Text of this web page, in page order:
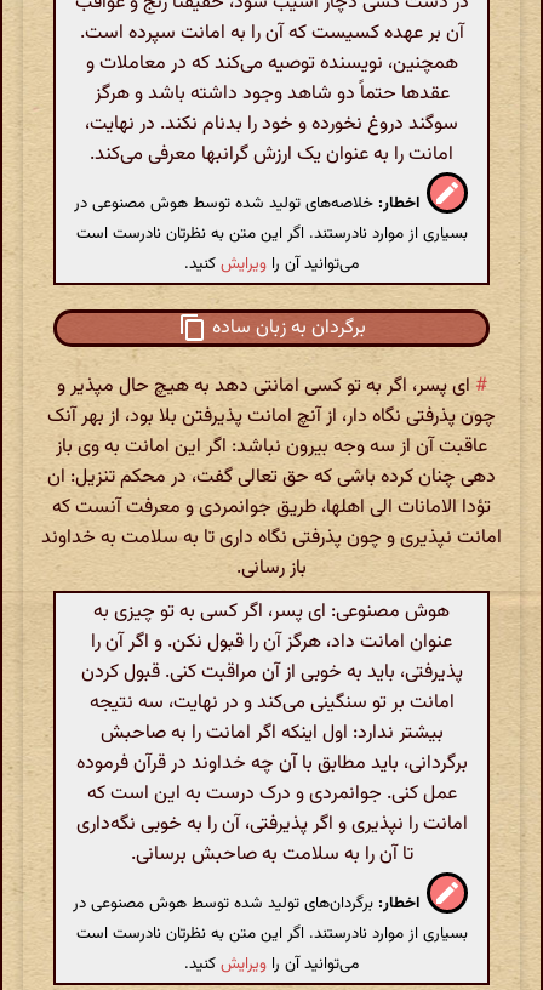
آن بر عهده کسیست که آن را به امانت سپرده است.
همچنین، نویسنده توصیه می‌کند که در معاملات و
عقدها حتماً دو شاهد وجود داشته باشد و هرگز
سوگند دروغ نخورده و خود را بدنام نکند. در نهایت،
امانت را به عنوان یک ارزش گرانبها معرفی می‌کند.
اخطار: خلاصه‌های تولید شده توسط هوش مصنوعی در
بسیاری از موارد نادرستند. اگر این متن به نظرتان نادرست است
می‌توانید آن را ویرایشکنید.
برگردان به زبان ساده
# ای پسر، اگر به تو کسی امانتی دهد به هیچ حال مپذیر و
چون پذرفتی نگاه دار، از آنچ امانت پذیرفتن بلا بود، از بهر آنک
عاقبت آن از سه وجه بیرون نباشد: اگر این امانت به وی باز
دهی چنان کرده باشی که حق تعالی گفت، در محکم تنزیل: ان
تؤدا الامانات الی اهلها، طریق جوانمردی و معرفت آنست که
امانت نپذیری و چون پذرفتی نگاه داری تا به سلامت به خداوند
باز رسانی.
هوش مصنوعی: ای پسر، اگر کسی به تو چیزی به
عنوان امانت داد، هرگز آن را قبول نکن. و اگر آن را
پذیرفتی، باید به خوبی از آن مراقبت کنی. قبول کردن
امانت بر تو سنگینی می‌کند و در نهایت، سه نتیجه
بیشتر ندارد: اول اینکه اگر امانت را به صاحبش
برگردانی، باید مطابق با آن چه خداوند در قرآن فرموده
عمل کنی. جوانمردی و درک درست به این است که
امانت را نپذیری و اگر پذیرفتی، آن را به خوبی نگه‌داری
تا آن را به سلامت به صاحبش برسانی.
اخطار: برگردان‌های تولید شده توسط هوش مصنوعی در
بسیاری از موارد نادرستند. اگر این متن به نظرتان نادرست است
می‌توانید آن را ویرایشکنید.